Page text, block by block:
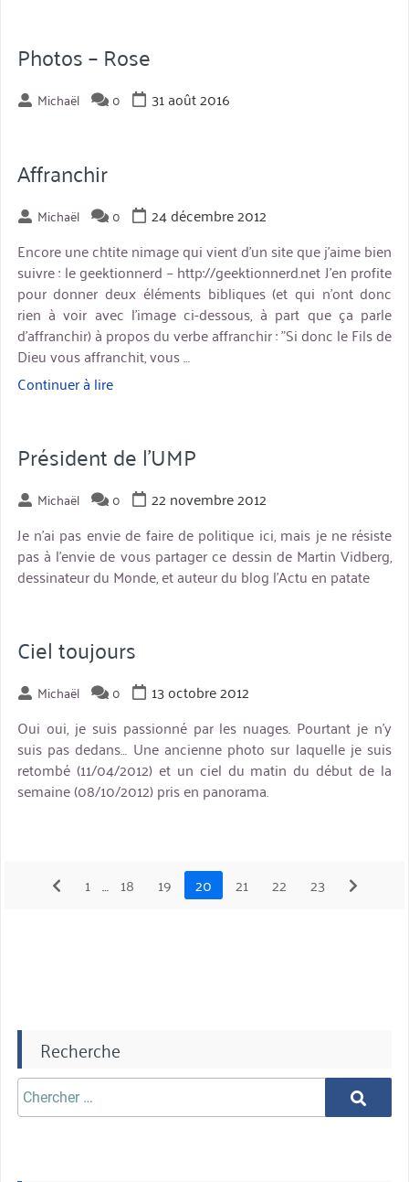
Photos – Rose
Michaël 0 31 août 2016
Affranchir
Michaël 0
24 décembre 2012
Encore une chtite nimage qui vient d'un site que j'aime bien
suivre : le geektionnerd – http://geektionnerd.net J'en profite
pour donner deux éléments bibliques (et qui n'ont donc
rien à voir avec l'image ci-dessous, à part que ça parle
d'affranchir) à propos du verbe affranchir : "Si donc le Fils de
Dieu vous affranchit, vous …
Continuer à lire« Affranchir »
Président de l’UMP
Michaël 0
22 novembre 2012
Je n'ai pas envie de faire de politique ici, mais je ne résiste
pas à l'envie de vous partager ce dessin de Martin Vidberg,
dessinateur du Monde, et auteur du blog l'Actu en patate
Ciel toujours
Michaël 0
13 octobre 2012
Oui oui, je suis passionné par les nuages. Pourtant je n’y
suis pas dedans… Une ancienne photo sur laquelle je suis
retombé (11/04/2012) et un ciel du matin du début de la
semaine (08/10/2012) pris en panorama.
préc1 … 18 19 20 21 22 23
Recherche
Chercher
aprè:
Chercher